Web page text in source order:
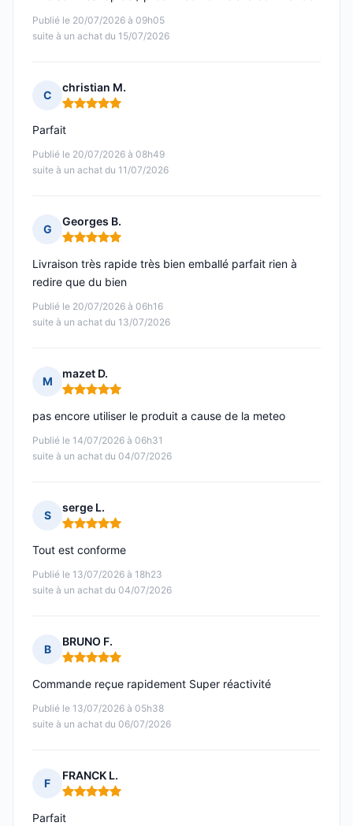
Publié le 20/07/2026 à 09h05
suite à un achat du 15/07/2026
C
christian M.
Note : 5 sur 5
Publié le 20/07/2026 à 08h49
suite à un achat du 11/07/2026
Parfait
G
Georges B.
Note : 5 sur 5
Publié le 20/07/2026 à 06h16
suite à un achat du 13/07/2026
Livraison très rapide très bien emballé parfait rien à
redire que du bien
M
mazet D.
Note : 5 sur 5
Publié le 14/07/2026 à 06h31
suite à un achat du 04/07/2026
pas encore utiliser le produit a cause de la meteo
S
serge L.
Note : 5 sur 5
Publié le 13/07/2026 à 18h23
suite à un achat du 04/07/2026
Tout est conforme
B
BRUNO F.
Note : 5 sur 5
Publié le 13/07/2026 à 05h38
suite à un achat du 06/07/2026
Commande reçue rapidement Super réactivité
F
FRANCK L.
Note : 5 sur 5
Parfait